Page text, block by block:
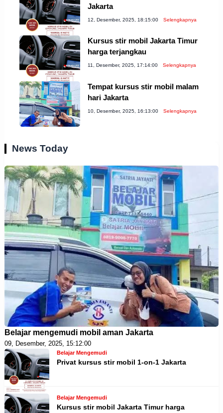
Jakarta
12, Desember, 2025, 18:15:00 Selengkapnya
Kursus stir mobil Jakarta Timur
harga terjangkau
11, Desember, 2025, 17:14:00 Selengkapnya
Tempat kursus stir mobil malam
hari Jakarta
10, Desember, 2025, 16:13:00 Selengkapnya
News Today
Belajar mengemudi mobil aman Jakarta
09, Desember, 2025, 15:12:00
Belajar Mengemudi
Privat kursus stir mobil 1-on-1 Jakarta
Belajar Mengemudi
Kursus stir mobil Jakarta Timur harga